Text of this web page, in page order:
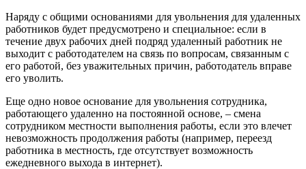
Наряду с общими основаниями для увольнения для удаленных
работников будет предусмотрено и специальное: если в
течение двух рабочих дней подряд удаленный работник не
выходит с работодателем на связь по вопросам, связанным с
его работой, без уважительных причин, работодатель вправе
его уволить.
Еще одно новое основание для увольнения сотрудника,
работающего удаленно на постоянной основе, – смена
сотрудником местности выполнения работы, если это влечет
невозможность продолжения работы (например, переезд
работника в местность, где отсутствует возможность
ежедневного выхода в интернет).